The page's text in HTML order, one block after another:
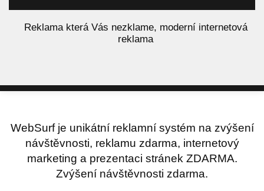
Reklama která Vás nezklame, moderní internetová
reklama
WebSurf je unikátní reklamní systém na zvýšení
návštěvnosti, reklamu zdarma, internetový
marketing a prezentaci stránek ZDARMA.
Zvýšení návštěvnosti zdarma.